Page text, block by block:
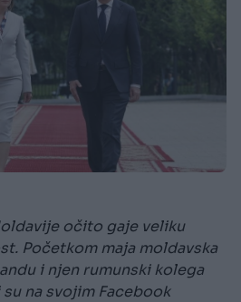
očito gaje veliku
Početkom maja moldavska
i njen rumunski kolega
na svojim Facebook